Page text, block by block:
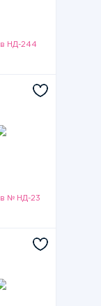
НД-244
№ НД-23